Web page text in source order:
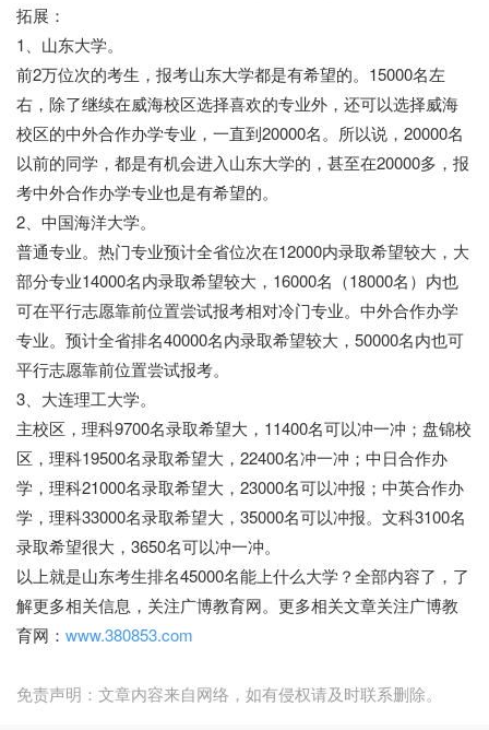
拓展：
1、山东大学。
前2万位次的考生，报考山东大学都是有希望的。15000名左
右，除了继续在威海校区选择喜欢的专业外，还可以选择威海
校区的中外合作办学专业，一直到20000名。所以说，20000名
以前的同学，都是有机会进入山东大学的，甚至在20000多，报
考中外合作办学专业也是有希望的。
2、中国海洋大学。
普通专业。热门专业预计全省位次在12000内录取希望较大，大
部分专业14000名内录取希望较大，16000名（18000名）内也
可在平行志愿靠前位置尝试报考相对冷门专业。中外合作办学
专业。预计全省排名40000名内录取希望较大，50000名内也可
平行志愿靠前位置尝试报考。
3、大连理工大学。
主校区，理科9700名录取希望大，11400名可以冲一冲；盘锦校
区，理科19500名录取希望大，22400名冲一冲；中日合作办
学，理科21000名录取希望大，23000名可以冲报；中英合作办
学，理科33000名录取希望大，35000名可以冲报。文科3100名
录取希望很大，3650名可以冲一冲。
以上就是山东考生排名45000名能上什么大学？全部内容了，了
解更多相关信息，关注广博教育网。更多相关文章关注广博教
育网： www.380853.com
免责声明：文章内容来自网络，如有侵权请及时联系删除。